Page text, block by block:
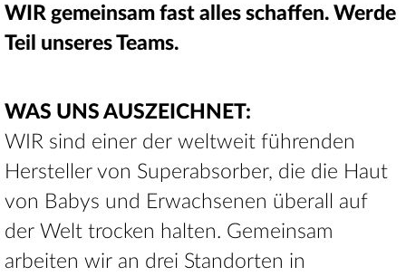
WIR gemeinsam fast alles schaffen. Werde
Teil unseres Teams.
WAS UNS AUSZEICHNET:
WIR sind einer der weltweit führenden
Hersteller von Superabsorber, die die Haut
von Babys und Erwachsenen überall auf
der Welt trocken halten. Gemeinsam
arbeiten wir an drei Standorten in